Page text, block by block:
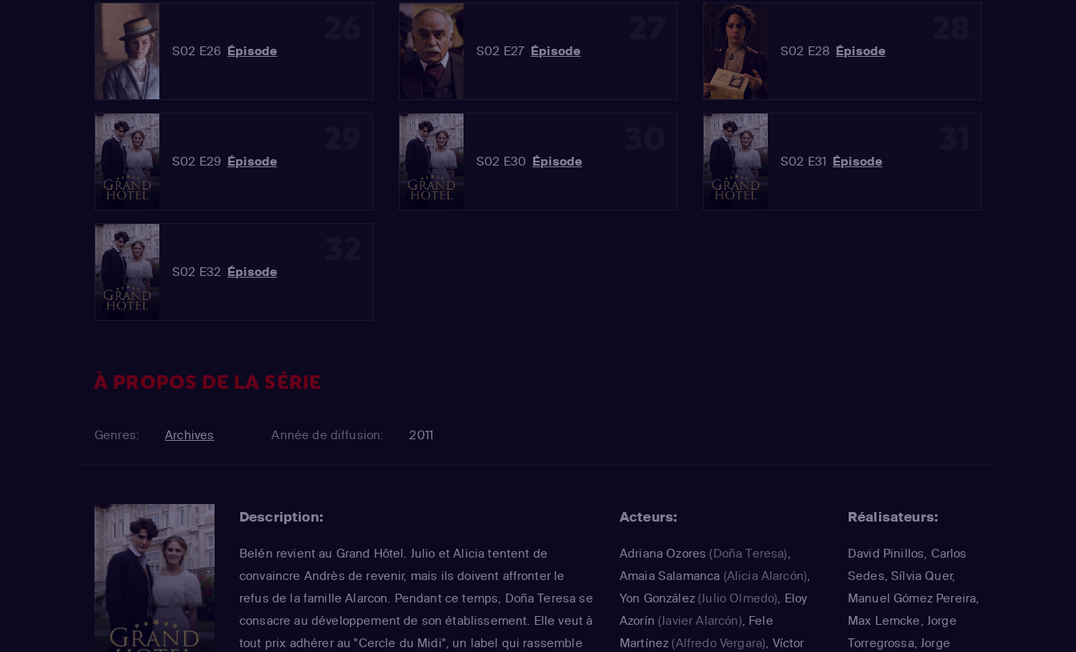
S02 E26 Épisode S02 E27 Épisode S02 E28 Épisode
S02 E29 Épisode S02 E30 Épisode S02 E31 Épisode
S02 E32 Épisode
À PROPOS DE LA SÉRIE
Genres: Archives Année de diffusion: 2011
Description:
Belén revient au Grand Hôtel. Julio et Alicia tentent de
convaincre Andrès de revenir, mais ils doivent affronter le
refus de la famille Alarcon. Pendant ce temps, Doña Teresa se
consacre au développement de son établissement. Elle veut à
tout prix adhérer au "Cercle du Midi", un label qui rassemble
Acteurs:
Adriana Ozores (Doña Teresa),
Amaia Salamanca (Alicia Alarcón),
Yon González(Julio Olmedo), Eloy
Azorín (Javier Alarcón), Fele
Martínez (Alfredo Vergara), Víctor
Réalisateurs:
David Pinillos, Carlos
Sedes, Sílvia Quer,
Manuel Gómez Pereira,
Max Lemcke, Jorge
Torregrossa, Jorge